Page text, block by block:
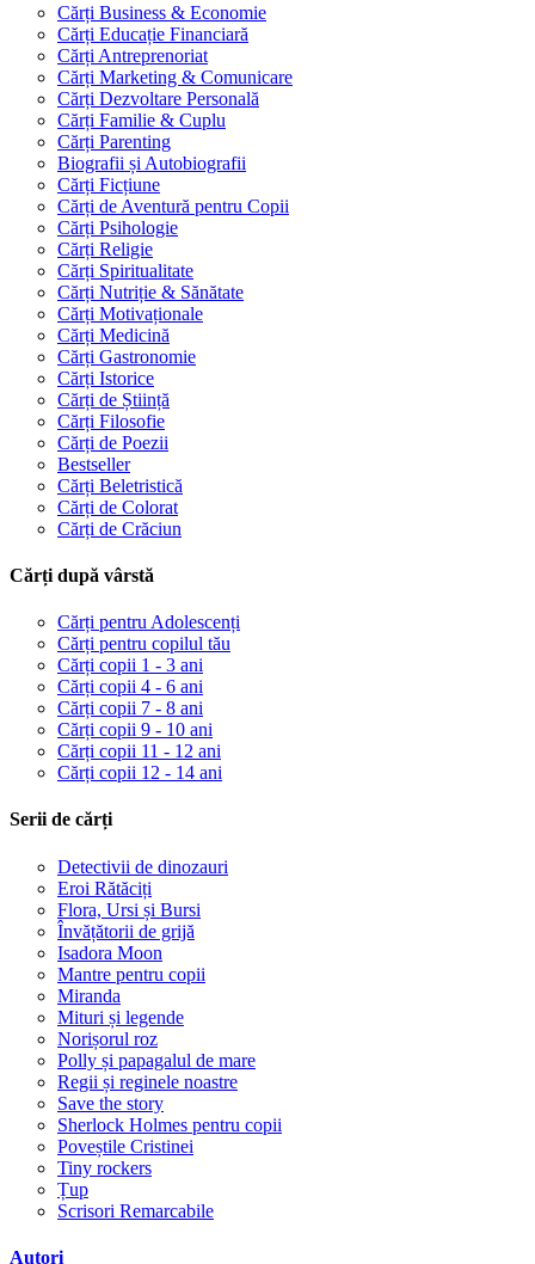
Cărți Business & Economie
Cărți Educație Financiară
Cărți Antreprenoriat
Cărți Marketing & Comunicare
Cărți Dezvoltare Personală
Cărți Familie & Cuplu
Cărți Parenting
Biografii și Autobiografii
Cărți Ficțiune
Cărți de Aventură pentru Copii
Cărți Psihologie
Cărți Religie
Cărți Spiritualitate
Cărți Nutriție & Sănătate
Cărți Motivaționale
Cărți Medicină
Cărți Gastronomie
Cărți Istorice
Cărți de Știință
Cărți Filosofie
Cărți de Poezii
Bestseller
Cărți Beletristică
Cărți de Colorat
Cărți de Crăciun
Cărți după vârstă
Cărți pentru Adolescenți
Cărți pentru copilul tău
Cărți copii 1 - 3 ani
Cărți copii 4 - 6 ani
Cărți copii 7 - 8 ani
Cărți copii 9 - 10 ani
Cărți copii 11 - 12 ani
Cărți copii 12 - 14 ani
Serii de cărți
Detectivii de dinozauri
Eroi Rătăciți
Flora, Ursi și Bursi
Învățătorii de grijă
Isadora Moon
Mantre pentru copii
Miranda
Mituri și legende
Norișorul roz
Polly și papagalul de mare
Regii și reginele noastre
Save the story
Sherlock Holmes pentru copii
Poveștile Cristinei
Tiny rockers
Țup
Scrisori Remarcabile
Autori